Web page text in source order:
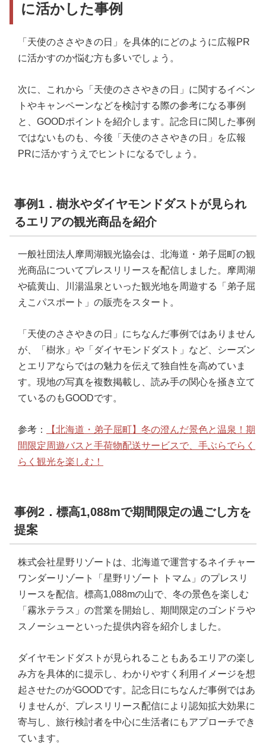
に活かした事例
「天使のささやきの日」を具体的にどのように広報PR
に活かすのか悩む方も多いでしょう。
次に、これから「天使のささやきの日」に関するイベン
トやキャンペーンなどを検討する際の参考になる事例
と、GOODポイントを紹介します。記念日に関した事例
ではないものも、今後「天使のささやきの日」を広報
PRに活かすうえでヒントになるでしょう。
事例1．樹氷やダイヤモンドダストが見られ
るエリアの観光商品を紹介
一般社団法人摩周湖観光協会は、北海道・弟子屈町の観
光商品についてプレスリリースを配信しました。摩周湖
や硫黄山、川湯温泉といった観光地を周遊する「弟子屈
えこパスポート」の販売をスタート。
「天使のささやきの日」にちなんだ事例ではありません
が、「樹氷」や「ダイヤモンドダスト」など、シーズン
とエリアならではの魅力を伝えて独自性を高めていま
す。現地の写真を複数掲載し、読み手の関心を掻き立て
ているのもGOODです。
参考：
【北海道・弟子屈町】冬の澄んだ景色と温泉！期
間限定周遊バスと手荷物配送サービスで、手ぶらでらく
らく観光を楽しむ！
事例2．標高1,088mで期間限定の過ごし方を
提案
株式会社星野リゾートは、北海道で運営するネイチャー
ワンダーリゾート「星野リゾート トマム」のプレスリ
リースを配信。標高1,088mの山で、冬の景色を楽しむ
「霧氷テラス」の営業を開始し、期間限定のゴンドラや
スノーシューといった提供内容を紹介しました。
ダイヤモンドダストが見られることもあるエリアの楽し
み方を具体的に提示し、わかりやすく利用イメージを想
起させたのがGOODです。記念日にちなんだ事例ではあ
りませんが、プレスリリース配信により認知拡大効果に
寄与し、旅行検討者を中心に生活者にもアプローチでき
ています。